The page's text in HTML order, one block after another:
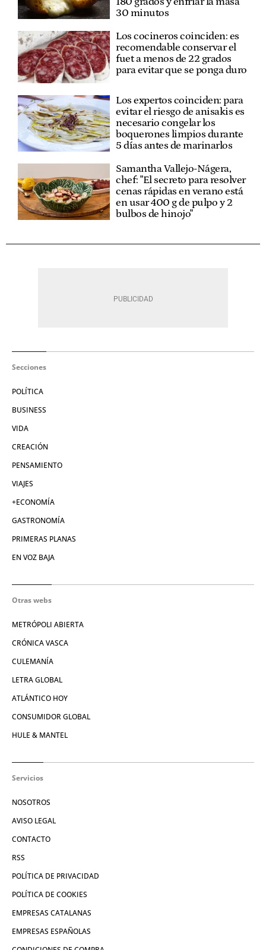
30 minutos
Los cocineros coinciden: es
recomendable conservar el
fuet a menos de 22 grados
para evitar que se ponga duro
Los expertos coinciden: para
evitar el riesgo de anisakis es
necesario congelar los
boquerones limpios durante
5 días antes de marinarlos
Samantha Vallejo-Nágera,
chef: "El secreto para resolver
cenas rápidas en verano está
en usar 400 g de pulpo y 2
bulbos de hinojo"
Secciones
POLÍTICA
BUSINESS
VIDA
CREACIÓN
PENSAMIENTO
VIAJES
+ECONOMÍA
GASTRONOMÍA
PRIMERAS PLANAS
EN VOZ BAJA
Otras webs
METRÓPOLI ABIERTA
CRÓNICA VASCA
CULEMANÍA
LETRA GLOBAL
ATLÁNTICO HOY
CONSUMIDOR GLOBAL
HULE & MANTEL
Servicios
NOSOTROS
AVISO LEGAL
CONTACTO
RSS
POLÍTICA DE PRIVACIDAD
POLÍTICA DE COOKIES
EMPRESAS CATALANAS
EMPRESAS ESPAÑOLAS